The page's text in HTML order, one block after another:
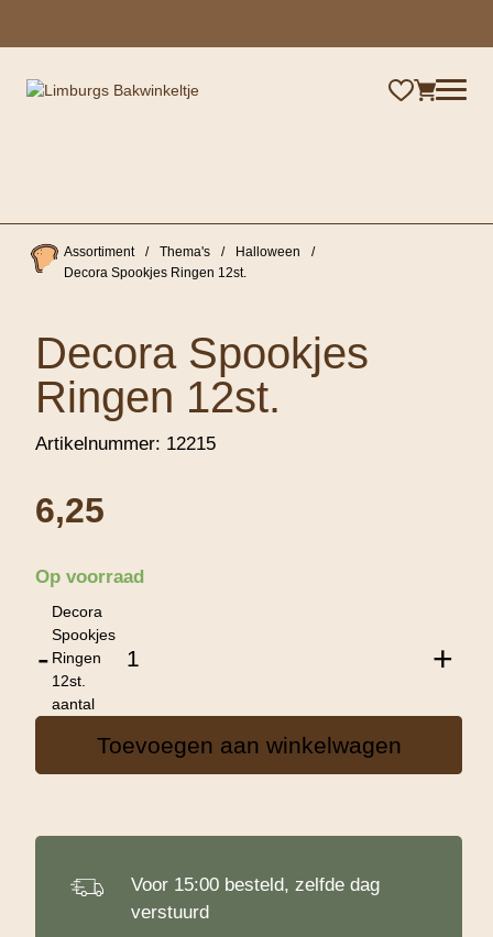
Assortiment / Thema's / Halloween
/
Decora Spookjes Ringen 12st.
Decora Spookjes
Ringen 12st.
Artikelnummer: 12215
6,25
Op voorraad
-
Decora
Spookjes
Ringen
12st.
aantal
+
Toevoegen aan winkelwagen
Voor 15:00 besteld, zelfde dag
verstuurd